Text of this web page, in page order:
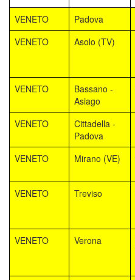
VENETO
Padova
VENETO
Asolo (TV)
VENETO
Bassano -
Asiago
VENETO
Cittadella -
Padova
VENETO
Mirano (VE)
VENETO
Treviso
VENETO
Verona